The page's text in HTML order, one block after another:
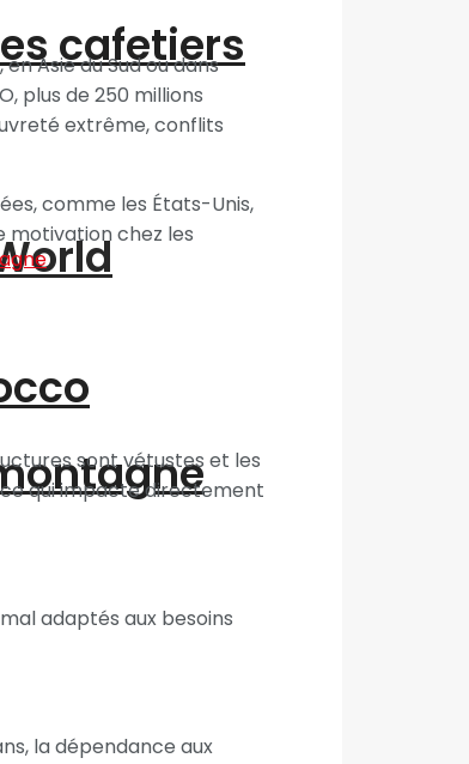
cafetiers
Asie du Sud ou dans
plus de 250 millions
extrême, conflits
comme les États-Unis,
motivation chez les
sont vétustes et les
qui impacte directement
adaptés aux besoins
la dépendance aux